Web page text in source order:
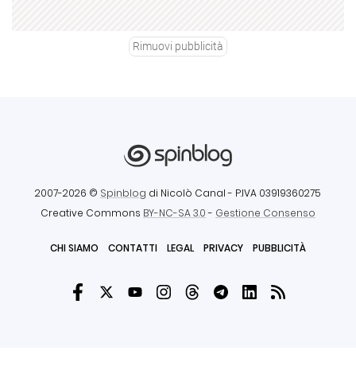
Rimuovi pubblicità
2007-2026 © Spinblog di Nicolò Canal - P.IVA 03919360275
Creative Commons BY-NC-SA 3.0- Gestione Consenso
CHI SIAMO CONTATTI LEGAL PRIVACY PUBBLICITÀ